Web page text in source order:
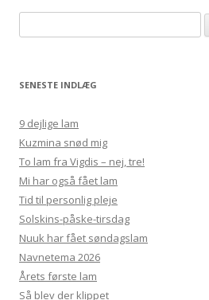
efter:
SENESTE INDLÆG
9 dejlige lam
Kuzmina snød mig
To lam fra Vigdis – nej, tre!
Mi har også fået lam
Tid til personlig pleje
Solskins-påske-tirsdag
Nuuk har fået søndagslam
Navnetema 2026
Årets første lam
Så blev der klippet